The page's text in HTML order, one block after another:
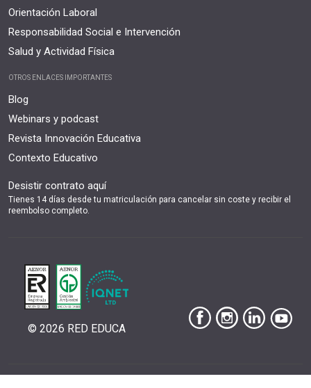
Orientación Laboral
Responsabilidad Social e Intervención
Salud y Actividad Física
OTROS ENLACES IMPORTANTES
Blog
Webinars y podcast
Revista Innovación Educativa
Contexto Educativo
Desistir contrato aquí
Tienes 14 días desde tu matriculación para cancelar sin coste y recibir el
reembolso completo.
© 2026 RED EDUCA